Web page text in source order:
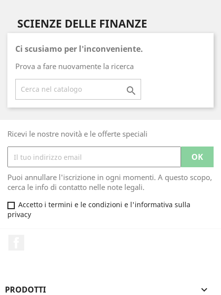
SCIENZE DELLE FINANZE
Ci scusiamo per l'inconveniente.
Prova a fare nuovamente la ricerca

Ricevi le nostre novità e le offerte speciali
Puoi annullare l'iscrizione in ogni momenti. A questo scopo,
cerca le info di contatto nelle note legali.
Accetto i termini e le condizioni e l'informativa sulla
privacy
PRODOTTI 